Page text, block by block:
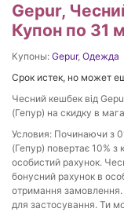
Gepur,
Купон по 31
Купоны: Gepur, Одежда
Срок истек, но может
Чесний кешбек від
(Гепур) на скидку в
Условия: Починаючи з
(Гепур) повертає 10% з
особистий рахунок.
бонусний рахунок в
отримання замовлення.
для застосування. Ти